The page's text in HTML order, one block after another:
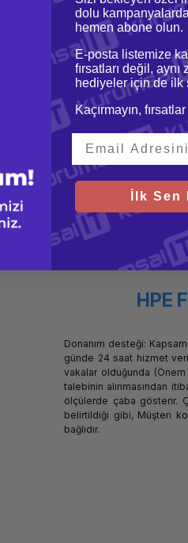
7 gün,
HPE
Diğer
HPE
HPE
Donanım desteği:
günde 24 saat hizmet
vakalar olduğunda
talebinin alınmasından
ölçülerde çaba gösterir.
belirtildiği gibi, Müşteri
bağlıdır.
dolu
hemen abone olun.
E-posta listemize
fırsatları değil,
hediyeler için de ilk
Kaçırmayın, fırsatlar
İlk Sen